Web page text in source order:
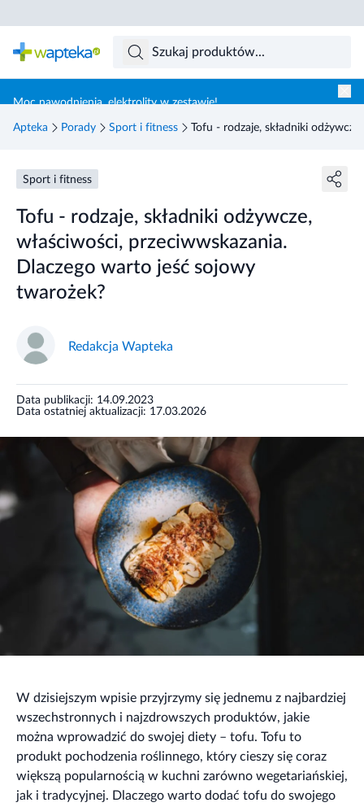
Moc nawodnienia, elektrolity w zestawie!
Apteka Porady Sport i fitness Tofu - rodzaje, składniki
Sport i fitness
Tofu - rodzaje, składniki odżywcze,
właściwości, przeciwwskazania.
Dlaczego warto jeść sojowy
twarożek?
Redakcja Wapteka
Data publikacji: 14.09.2023
Data ostatniej aktualizacji: 17.03.2026
W dzisiejszym wpisie przyjrzymy się jednemu z najbardziej
wszechstronnych i najzdrowszych produktów, jakie
można wprowadzić do swojej diety – tofu. Tofu to
produkt pochodzenia roślinnego, który cieszy się coraz
większą popularnością w kuchni zarówno wegetariańskiej,
jak i tradycyjnej. Dlaczego warto dodać tofu do swojego